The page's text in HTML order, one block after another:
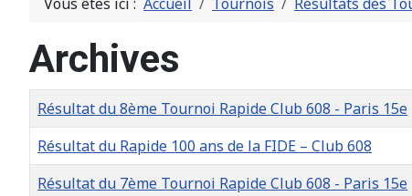
Archives
Titre Date de création
Résultat du 8ème Tournoi Rapide Club 608 - Paris 15e
Résultat du Rapide 100 ans de la FIDE – Club 608
Résultat du 7ème Tournoi Rapide Club 608 - Paris 15e